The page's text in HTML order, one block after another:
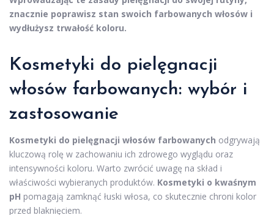
znacznie poprawisz stan swoich farbowanych włosów i
wydłużysz trwałość koloru.
Kosmetyki do pielęgnacji
włosów farbowanych: wybór i
zastosowanie
Kosmetyki do pielęgnacji włosów farbowanych odgrywają
kluczową rolę w zachowaniu ich zdrowego wyglądu oraz
intensywności koloru. Warto zwrócić uwagę na skład i
właściwości wybieranych produktów. Kosmetyki o kwaśnym
pH pomagają zamknąć łuski włosa, co skutecznie chroni kolor
przed blaknięciem.